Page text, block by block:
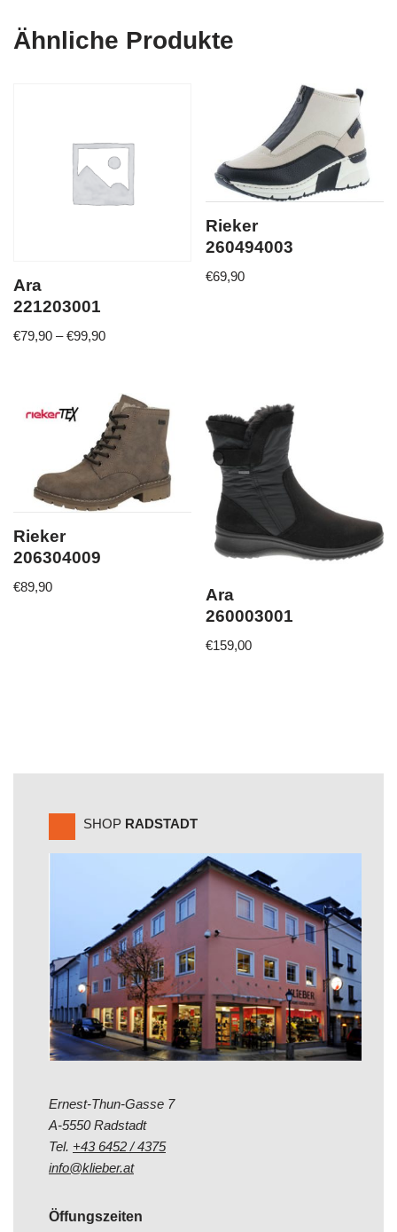
Ähnliche Produkte
Ara
221203001
€79,90 –€99,90
Rieker
260494003
€69,90
Rieker
206304009
€89,90
Ara
260003001
€159,00
SHOP RADSTADT
Ernest-Thun-Gasse 7
A-5550 Radstadt
Tel. +43 6452 / 4375
info@klieber.at
Öffungszeiten